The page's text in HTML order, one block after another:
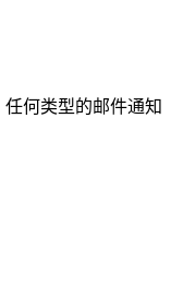
何类型的邮件通知